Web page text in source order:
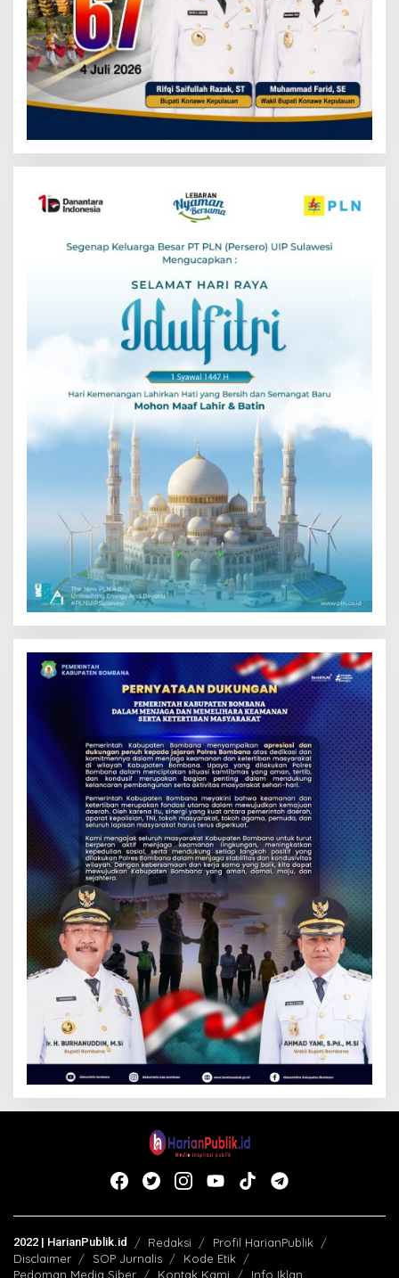
2022 | HarianPublik.id Redaksi
Profil HarianPublik
Disclaimer
SOP Jurnalis
Kode Etik
Pedoman Media Siber
Kontak Kami Info Iklan